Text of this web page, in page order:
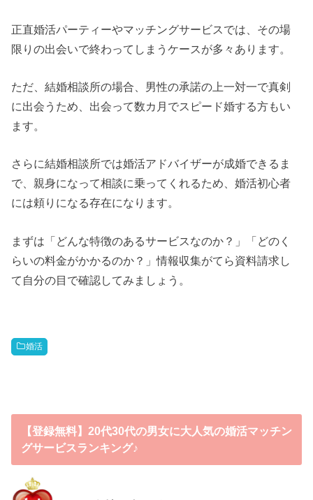
正直婚活パーティーやマッチングサービスでは、その場
限りの出会いで終わってしまうケースが多々あります。
ただ、結婚相談所の場合、男性の承諾の上一対一で真剣
に出会うため、出会って数カ月でスピード婚する方もい
ます。
さらに結婚相談所では婚活アドバイザーが成婚できるま
で、親身になって相談に乗ってくれるため、婚活初心者
には頼りになる存在になります。
まずは「どんな特徴のあるサービスなのか？」「どのく
らいの料金がかかるのか？」情報収集がてら資料請求し
て自分の目で確認してみましょう。
婚活
【登録無料】20代30代の男女に大人気の婚活マッチン
グサービスランキング♪